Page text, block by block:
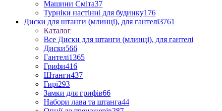
Машини Сміта37
Турніки настінні для будинку176
Диски для штанги (млинці), для гантелі3761
Каталог
Все Диски для штанги (млинці), для гантелі
Диски566
Гантелі1365
Грифи416
Штанги437
Гирі293
Замки для грифів66
Набори лава та штанга44